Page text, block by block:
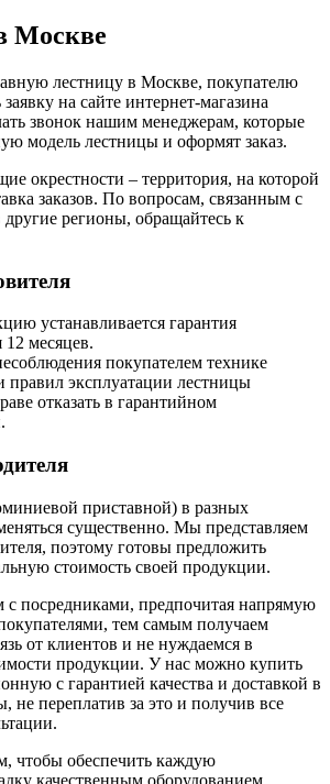
Москве
лестницу в Москве, покупателю
на сайте интернет-магазина
звонок нашим менеджерам, которые
модель лестницы и оформят заказ.
окрестности – территория, на которой
заказов. По вопросам, связанным с
другие регионы, обращайтесь к
устанавливается гарантия
12 месяцев.
покупателем технике
правил эксплуатации лестницы
отказать в гарантийном
приставной) в разных
существенно. Мы представляем
поэтому готовы предложить
стоимость своей продукции.
посредниками, предпочитая напрямую
тем самым получаем
от клиентов и не нуждаемся в
продукции. У нас можно купить
с гарантией качества и доставкой в
не переплатив за это и получив все
чтобы обеспечить каждую
качественным оборудованием,